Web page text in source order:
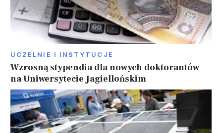
UCZELNIE I INSTYTUCJE
Wzrosną stypendia dla nowych doktorantów
na Uniwersytecie Jagiellońskim